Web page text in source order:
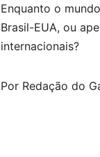
Enquanto o
Brasil-EUA, ou
internacionais?
Por Redação do